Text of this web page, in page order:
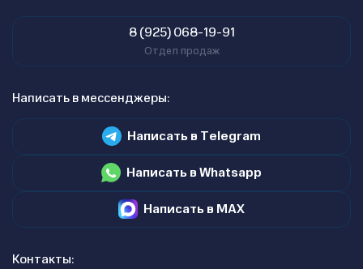
8 (925) 068-19-91
Отдел продаж
Написать в мессенджеры:
Написать в Telegram
Написать в Whatsapp
Написать в MAX
Контакты: